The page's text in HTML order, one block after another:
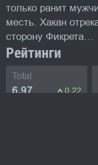
только ранит
месть. Хакан
сторону Фикрета…
Рейтинги
Total
6.97 0.22